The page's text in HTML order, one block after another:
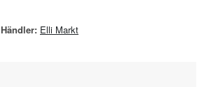
Händler: Elli Markt